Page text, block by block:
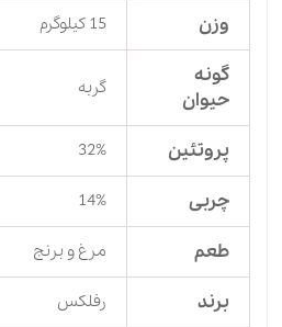
وزن 15 کیلوگرم
گونه
حیوان
گربه
پروتئین 32%
چربی 14%
طعم مرغ و برنج
برند رفلکس